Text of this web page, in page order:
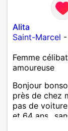
Alita
Saint-Marcel -
Femme
amoureuse
Bonjour
près de chez
pas de
et 64
adultes et